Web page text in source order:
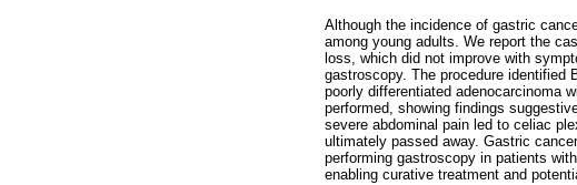
Although the incidence of gastric
among young adults. We report the
loss, which did not improve with
gastroscopy. The procedure identified
poorly differentiated adenocarcinoma
performed, showing findings
severe abdominal pain led to celiac
ultimately passed away. Gastric
performing gastroscopy in patients
enabling curative treatment and